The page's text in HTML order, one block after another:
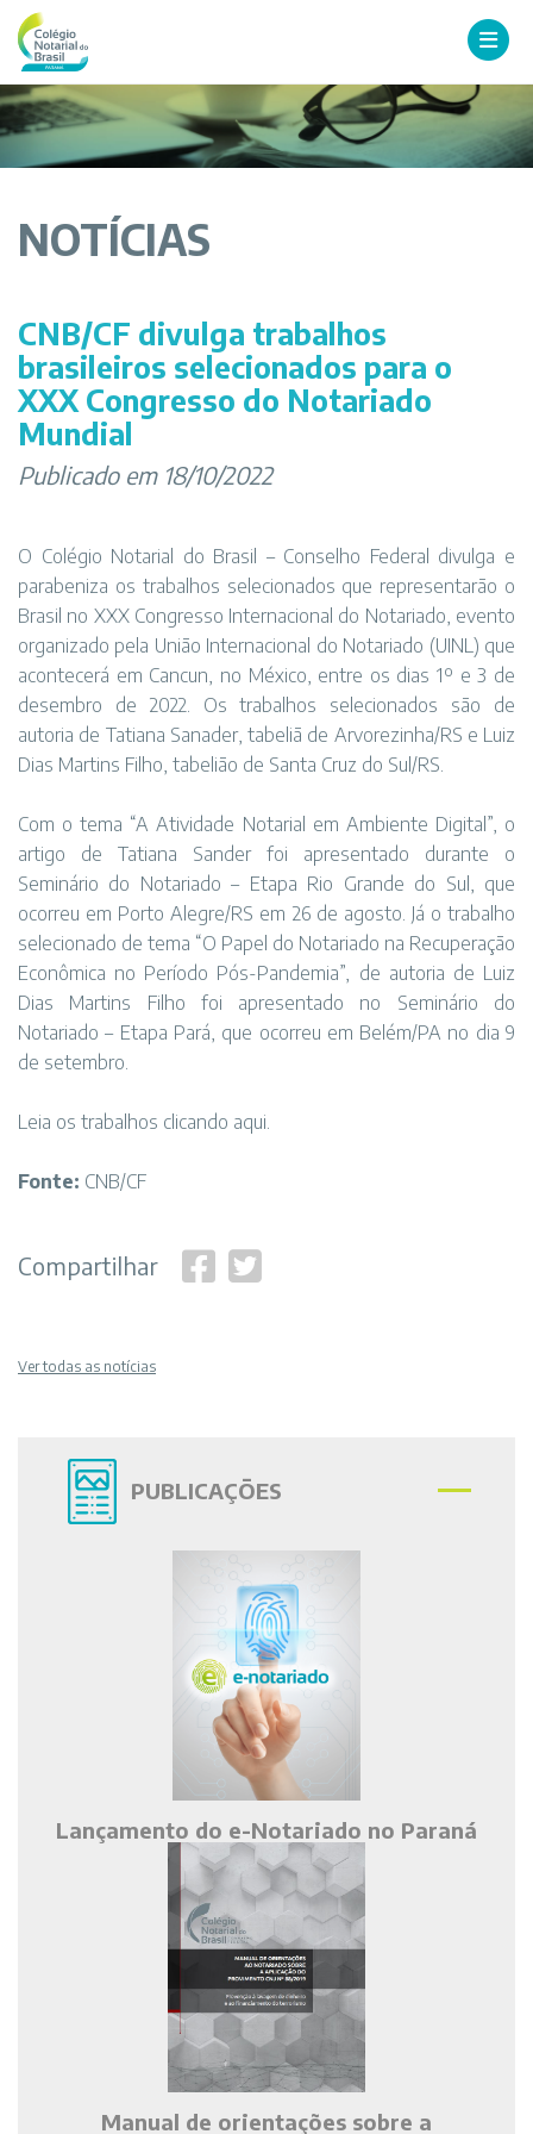
NOTÍCIAS
CNB/CF divulga trabalhos
brasileiros selecionados para o
XXX Congresso do Notariado
Mundial
Publicado em 18/10/2022
O Colégio Notarial do Brasil – Conselho Federal divulga e
parabeniza os trabalhos selecionados que representarão o
Brasil no XXX Congresso Internacional do Notariado, evento
organizado pela União Internacional do Notariado (UINL) que
acontecerá em Cancun, no México, entre os dias 1º e 3 de
desembro de 2022. Os trabalhos selecionados são de
autoria de Tatiana Sanader, tabeliã de Arvorezinha/RS e Luiz
Dias Martins Filho, tabelião de Santa Cruz do Sul/RS.
Com o tema “A Atividade Notarial em Ambiente Digital”, o
artigo de Tatiana Sander foi apresentado durante o
Seminário do Notariado – Etapa Rio Grande do Sul, que
ocorreu em Porto Alegre/RS em 26 de agosto. Já o trabalho
selecionado de tema “O Papel do Notariado na Recuperação
Econômica no Período Pós-Pandemia”, de autoria de Luiz
Dias Martins Filho foi apresentado no Seminário do
Notariado – Etapa Pará, que ocorreu em Belém/PA no dia 9
de setembro.
Leia os trabalhos clicando aqui.
Fonte: CNB/CF
Compartilhar
Ver todas as notícias
PUBLICAÇÕES
Lançamento do e-Notariado no Paraná
Manual de orientações sobre a